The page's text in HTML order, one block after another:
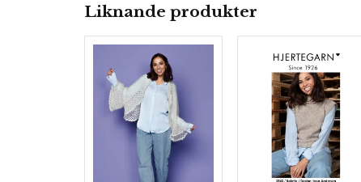
Liknande produkter